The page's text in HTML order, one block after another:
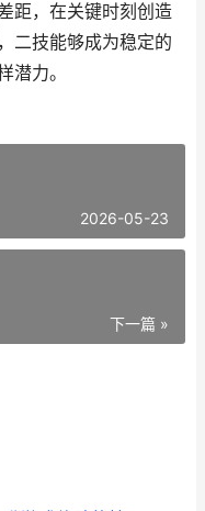
距，在关键时刻创造
二技能够成为稳定的
潜力。
2026-05-23
下一篇 »